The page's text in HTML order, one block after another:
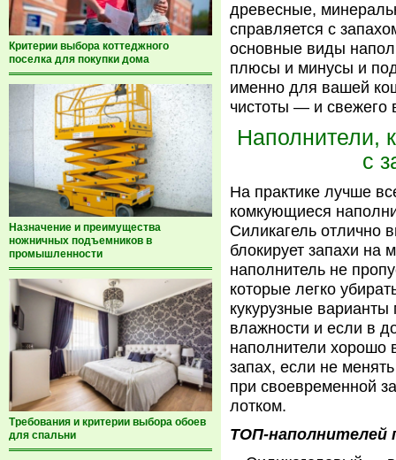
Критерии выбора коттеджного
поселка для покупки дома
Назначение и преимущества
ножничных подъемников в
промышленности
Требования и критерии выбора обоев
для спальни
древесные,
справляется с
основные виды
плюсы и минусы и
именно для вашей
чистоты — и свежего
Наполнители,
с
На практике лучше
комкующиеся
Силикагель отлично
блокирует запахи
наполнитель не
которые легко
кукурузные
влажности и если в
наполнители хорошо
запах, если не
при своевременной
лотком.
ТОП-наполнителей